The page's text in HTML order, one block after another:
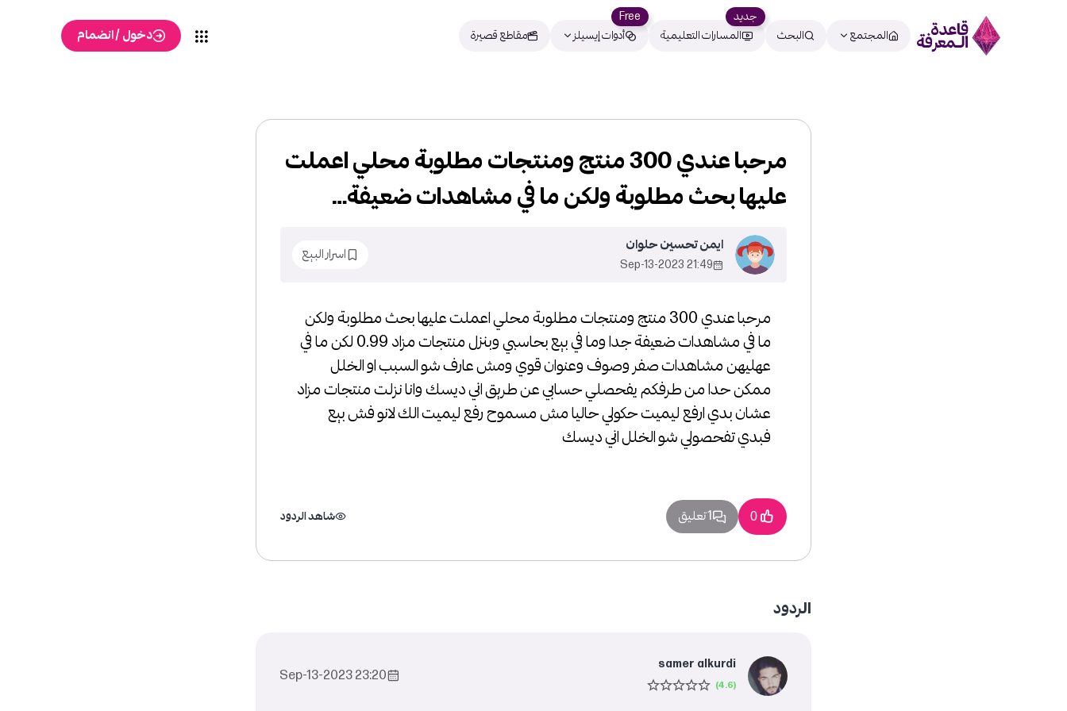
المجتمع البحث المسارات التعليمية
جديد
أدوات إيسيلز
Free
مقاطع قصيرة
دخول / انضمام
مرحبا عندي 300 منتج ومنتجات مطلوبة محلي اعملت عليها بحث مطلوبة ولكن
ما في مشاهدات ضعيفة جدا وما في بيع بحاسبي وبنزل منتجات مزاد 0.99 لكن ما في
عهليهن مشاهدات صفر وصوف وعنوان قوي ومش عارف شو السبب او الخلل
ممكن حدا من طرفكم يفحصلي حسابي عن طريق اني ديسك وانا نزلت منتجات مزاد
عشان بدي ارفع ليميت حكولي حاليا مش مسموح رفع ليميت الك لانو فش بيع
فبدي تفحصولي شو الخلل اني ديسك
مرحبا عندي 300 منتج ومنتجات مطلوبة محلي اعملت
عليها بحث مطلوبة ولكن ما في مشاهدات ضعيفة…
ايمن تحسين حلوان
21:49 2023-Sep-13
اسرار البيع
0 1 تعليق شاهد الردود
الردود
samer alkurdi
23:20 2023-Sep-13